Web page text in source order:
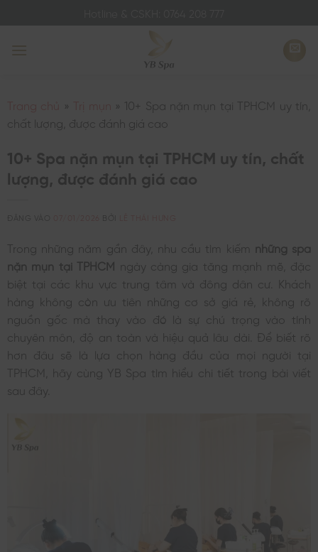
» »
10+ Spa nặn mụn tại TPHCM uy tín,
chất lượng, được đánh giá cao
10+ Spa nặn mụn tại TPHCM uy tín, chất
lượng, được đánh giá cao
Trong những năm gần đây, nhu cầu tìm kiếm
những spa
nặn mụn tại TPHCM
ngày càng gia tăng mạnh mẽ, đặc
biệt tại các khu vực trung tâm và đông dân cư. Khách
hàng không còn ưu tiên những cơ sở giá rẻ, không rõ
nguồn gốc mà thay vào đó là sự chú trọng vào tính
chuyên môn, độ an toàn và hiệu quả lâu dài. Để biết rõ
hơn đâu sẽ là lựa chọn hàng đầu của mọi người tại
TPHCM, hãy cùng YB Spa tìm hiểu chi tiết trong bài viết
sau đây.